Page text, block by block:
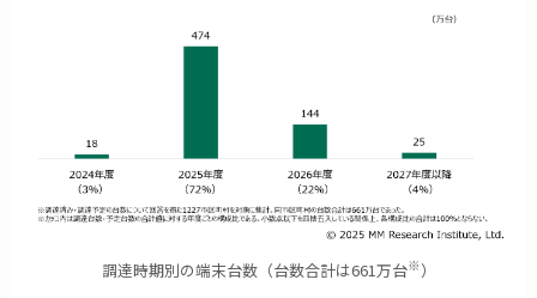
調達時期別の端末台数（台数合計は661万台※ ）